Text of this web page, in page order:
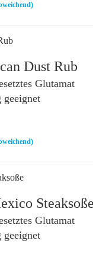
Dust Rub
Glutamat
geeignet
Steaksoße
Glutamat
geeignet